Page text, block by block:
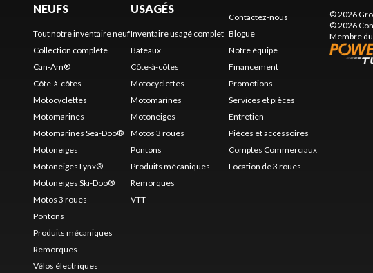
NEUFS
Tout notre inventaire neuf
Collection complète
Can-Am®
Côte-à-côtes
Motocyclettes
Motomarines
Motomarines Sea-Doo®
Motoneiges
Motoneiges Lynx®
Motoneiges Ski-Doo®
Motos 3 roues
Pontons
Produits mécaniques
Remorques
Vélos électriques
USAGÉS
Inventaire usagé complet
Bateaux
Côte-à-côtes
Motocyclettes
Motomarines
Motoneiges
Motos 3 roues
Pontons
Produits mécaniques
Remorques
VTT
Contactez-nous
Blogue
Notre équipe
Financement
Promotions
Services et pièces
Entretien
Pièces et accessoires
Comptes Commerciaux
Location de 3 roues
© 2026
© 2026
Membre